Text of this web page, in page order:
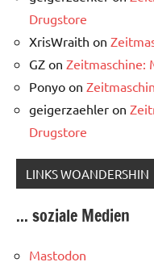
Drugstore
XrisWraith on
GZ on Zeitmaschine:
Ponyo on
geigerzaehler on
Drugstore
LINKS WOANDERSHIN
... soziale Medien
Mastodon